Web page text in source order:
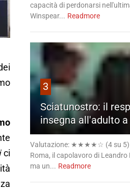
ci
capacità di perdonarsi
Winspear... Readmore
3
Sciatunostro: il
insegna all'adulto
Valutazione: ★★★★☆ (4 su 5)
Roma, il capolavoro di
ma un... Readmore